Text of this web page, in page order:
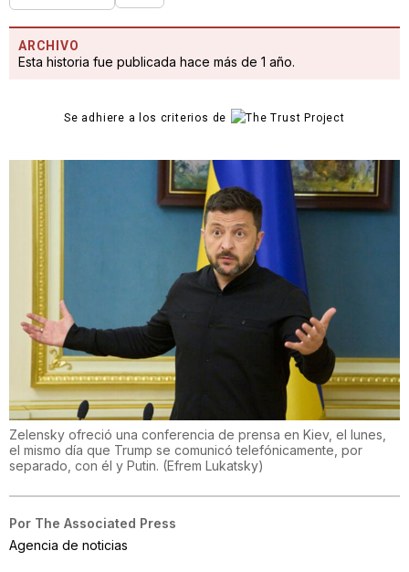
ARCHIVO
Esta historia fue publicada hace más de 1 año.
Se adhiere a los criterios de
Zelensky ofreció una conferencia de prensa en Kiev, el lunes,
el mismo día que Trump se comunicó telefónicamente, por
separado, con él y Putin. (Efrem Lukatsky)
Por The Associated Press
Agencia de noticias